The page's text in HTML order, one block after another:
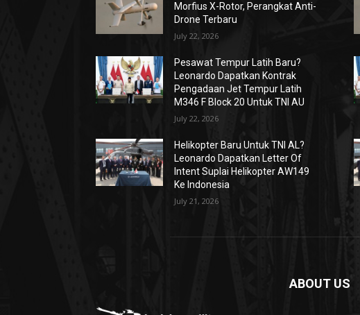
Morfius X-Rotor, Perangkat Anti-
Drone Terbaru
July 22, 2026
Pesawat Tempur Latih Baru?
Leonardo Dapatkan Kontrak
Pengadaan Jet Tempur Latih
M346 F Block 20 Untuk TNI AU
July 22, 2026
Helikopter Baru Untuk TNI AL?
Leonardo Dapatkan Letter Of
Intent Suplai Helikopter AW149
Ke Indonesia
July 21, 2026
ABOUT US